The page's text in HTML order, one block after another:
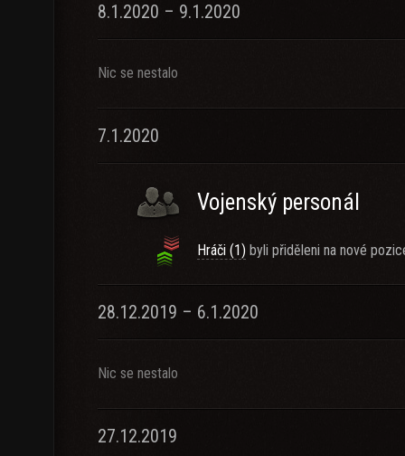
8.1.2020 – 9.1.2020
Nic se nestalo
7.1.2020
Vojenský personál
Hráči (1) byli přiděleni na nové
28.12.2019 – 6.1.2020
Nic se nestalo
27.12.2019